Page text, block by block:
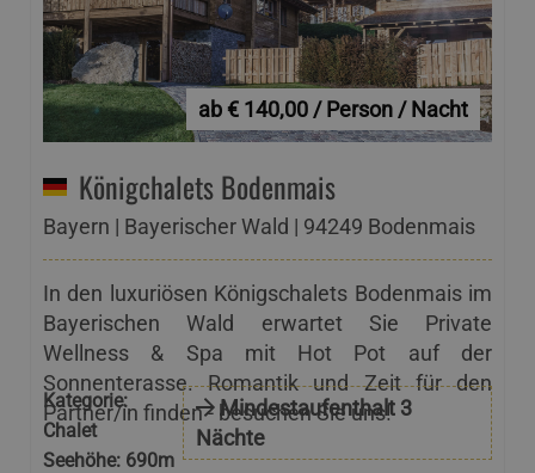
ab € 140,00 / Person / Nacht
Königchalets Bodenmais
Bayern | Bayerischer Wald | 94249 Bodenmais
In den luxuriösen Königschalets Bodenmais im
Bayerischen Wald erwartet Sie Private
Wellness & Spa mit Hot Pot auf der
Sonnenterasse. Romantik und Zeit für den
Partner/in finden - besuchen Sie uns!
Kategorie:
Chalet
Seehöhe: 690m
Mindestaufenthalt 3
Nächte